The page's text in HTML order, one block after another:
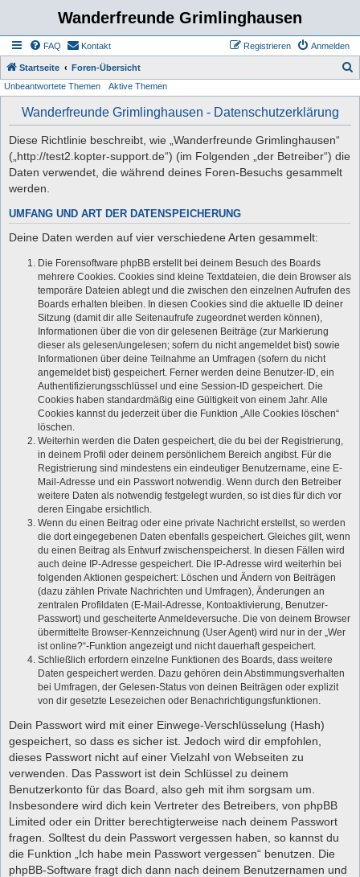
Wanderfreunde Grimlinghausen
FAQ Kontakt Anmelden
Registrieren
Startseite Foren-Übersicht
Unbeantwortete Themen Aktive Themen
Wanderfreunde Grimlinghausen - Datenschutzerklärung
Diese Richtlinie beschreibt, wie „Wanderfreunde Grimlinghausen“
(„http://test2.kopter-support.de“) (im Folgenden „der Betreiber“) die
Daten verwendet, die während deines Foren-Besuchs gesammelt
werden.
UMFANG UND ART DER DATENSPEICHERUNG
Deine Daten werden auf vier verschiedene Arten gesammelt:
Die Forensoftware phpBB erstellt bei deinem Besuch des Boards
mehrere Cookies. Cookies sind kleine Textdateien, die dein Browser als
temporäre Dateien ablegt und die zwischen den einzelnen Aufrufen des
Boards erhalten bleiben. In diesen Cookies sind die aktuelle ID deiner
Sitzung (damit dir alle Seitenaufrufe zugeordnet werden können),
Informationen über die von dir gelesenen Beiträge (zur Markierung
dieser als gelesen/ungelesen; sofern du nicht angemeldet bist) sowie
Informationen über deine Teilnahme an Umfragen (sofern du nicht
angemeldet bist) gespeichert. Ferner werden deine Benutzer-ID, ein
Authentifizierungsschlüssel und eine Session-ID gespeichert. Die
Cookies haben standardmäßig eine Gültigkeit von einem Jahr. Alle
Cookies kannst du jederzeit über die Funktion „Alle Cookies löschen“
löschen.
Weiterhin werden die Daten gespeichert, die du bei der Registrierung,
in deinem Profil oder deinem persönlichem Bereich angibst. Für die
Registrierung sind mindestens ein eindeutiger Benutzername, eine E-
Mail-Adresse und ein Passwort notwendig. Wenn durch den Betreiber
weitere Daten als notwendig festgelegt wurden, so ist dies für dich vor
deren Eingabe ersichtlich.
Wenn du einen Beitrag oder eine private Nachricht erstellst, so werden
die dort eingegebenen Daten ebenfalls gespeichert. Gleiches gilt, wenn
du einen Beitrag als Entwurf zwischenspeicherst. In diesen Fällen wird
auch deine IP-Adresse gespeichert. Die IP-Adresse wird weiterhin bei
folgenden Aktionen gespeichert: Löschen und Ändern von Beiträgen
(dazu zählen Private Nachrichten und Umfragen), Änderungen an
zentralen Profildaten (E-Mail-Adresse, Kontoaktivierung, Benutzer-
Passwort) und gescheiterte Anmeldeversuche. Die von deinem Browser
übermittelte Browser-Kennzeichnung (User Agent) wird nur in der „Wer
ist online?“-Funktion angezeigt und nicht dauerhaft gespeichert.
Schließlich erfordern einzelne Funktionen des Boards, dass weitere
Daten gespeichert werden. Dazu gehören dein Abstimmungsverhalten
bei Umfragen, der Gelesen-Status von deinen Beiträgen oder explizit
von dir gesetzte Lesezeichen oder Benachrichtigungsfunktionen.
Dein Passwort wird mit einer Einwege-Verschlüsselung (Hash)
gespeichert, so dass es sicher ist. Jedoch wird dir empfohlen,
dieses Passwort nicht auf einer Vielzahl von Webseiten zu
verwenden. Das Passwort ist dein Schlüssel zu deinem
Benutzerkonto für das Board, also geh mit ihm sorgsam um.
Insbesondere wird dich kein Vertreter des Betreibers, von phpBB
Limited oder ein Dritter berechtigterweise nach deinem Passwort
fragen. Solltest du dein Passwort vergessen haben, so kannst du
die Funktion „Ich habe mein Passwort vergessen“ benutzen. Die
phpBB-Software fragt dich dann nach deinem Benutzernamen und